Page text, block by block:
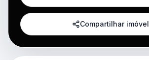
Compartilhar imóvel